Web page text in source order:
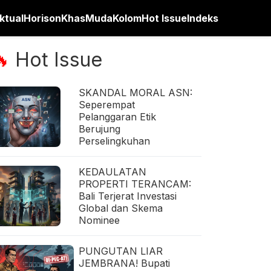
HorisonKhasMudaKolomHot IssueIndeks
Hot Issue
SKANDAL MORAL ASN:
Seperempat
Pelanggaran Etik
Berujung
Perselingkuhan
KEDAULATAN
PROPERTI TERANCAM:
Bali Terjerat Investasi
Global dan Skema
Nominee
PUNGUTAN LIAR
JEMBRANA! Bupati